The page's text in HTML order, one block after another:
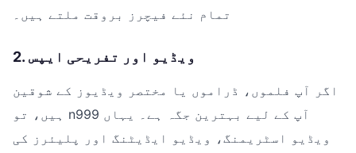
تمام نئے فیچرز بروقت ملتے ہیں۔
2. ویڈیو اور تفریحی ایپس
اگر آپ فلموں، ڈراموں یا مختصر ویڈیوز کے شوقین
ہیں، تو n999 آپ کے لیے بہترین جگہ ہے۔ یہاں
ویڈیو اسٹریمنگ، ویڈیو ایڈیٹنگ اور پلیئرز کی